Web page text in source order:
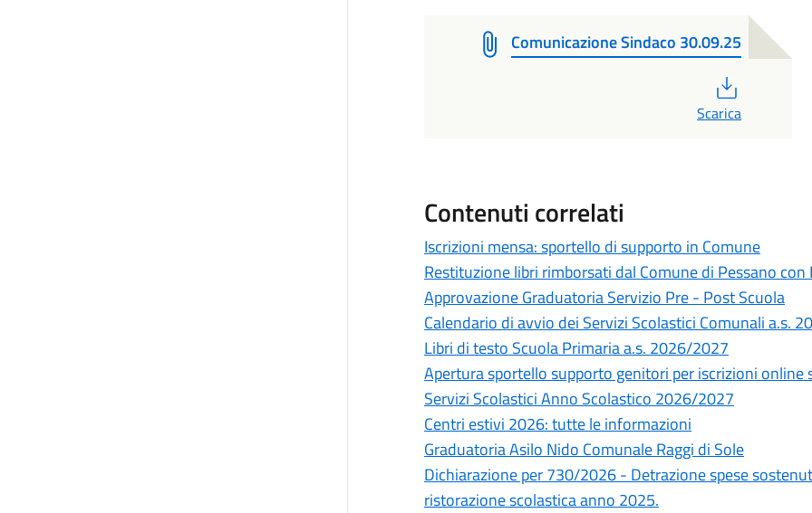
Comunicazione Sindaco 30.09.25
Scarica
Contenuti correlati
Iscrizioni mensa: sportello di supporto in Comune
Restituzione libri rimborsati dal Comune di Pessano con
Approvazione Graduatoria Servizio Pre - Post Scuola
Calendario di avvio dei Servizi Scolastici Comunali a.s.
Libri di testo Scuola Primaria a.s. 2026/2027
Apertura sportello supporto genitori per iscrizioni online
Servizi Scolastici Anno Scolastico 2026/2027
Centri estivi 2026: tutte le informazioni
Graduatoria Asilo Nido Comunale Raggi di Sole
Dichiarazione per 730/2026 - Detrazione spese
ristorazione scolastica anno 2025.